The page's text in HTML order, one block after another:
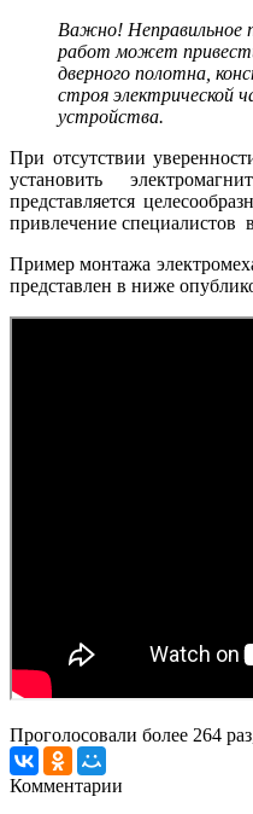
Важно! Неправильное
работ может
дверного полотна,
строя электрической
устройства.
При отсутствии
установить
представляется
привлечение специалистов
Пример монтажа
представлен в ниже
Проголосовали более 264
Комментарии